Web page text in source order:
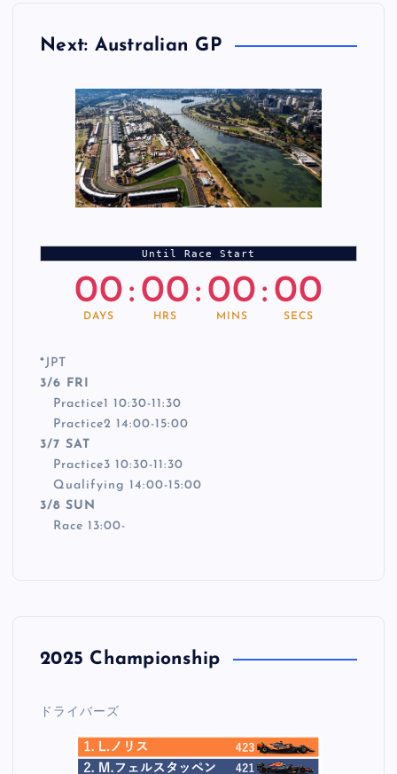
Next: Australian GP
Until Race Start
00
DAYS
: 00
HRS
: 00
MINS
: 00
SECS
* JPT
3/6 FRI
Practice1 10:30-11:30
Practice2 14:00-15:00
3/7 SAT
Practice3 10:30-11:30
Qualifying 14:00-15:00
3/8 SUN
Race 13:00-
2025 Championship
ドライバーズ